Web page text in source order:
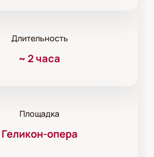
Длительность
~ 2 часа
Площадка
Геликон-опера